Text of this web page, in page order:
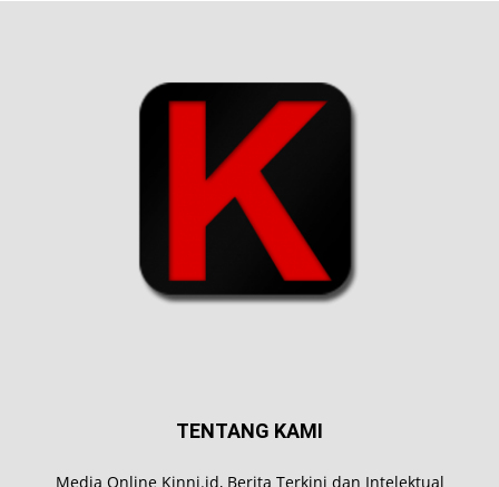
TENTANG KAMI
Media Online Kinni.id, Berita Terkini dan Intelektual